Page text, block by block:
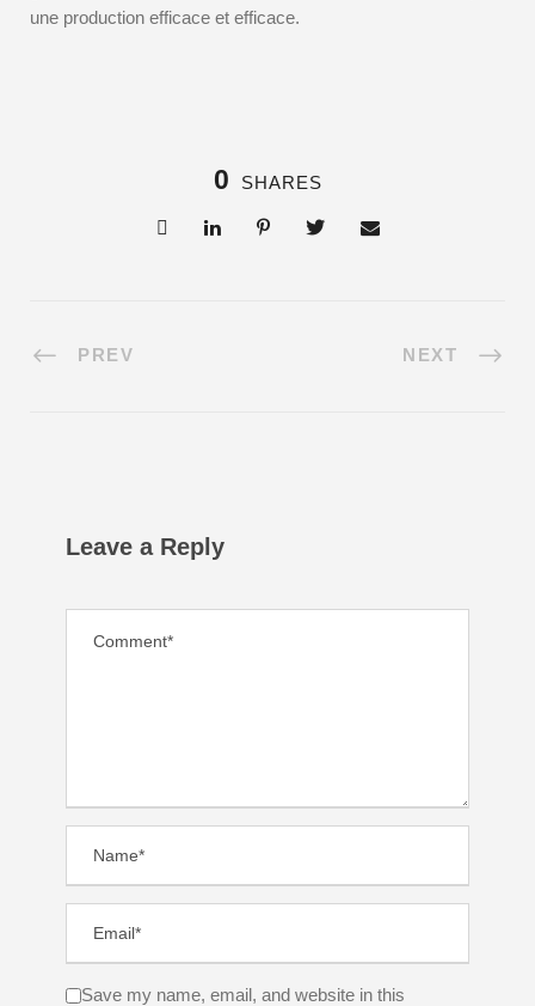
une production efficace et efficace.
0 SHARES
PREV NEXT
Leave a Reply
Save my name, email, and website in this